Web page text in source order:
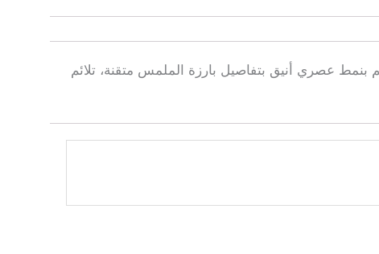
عصري أنيق بتفاصيل بارزة الملمس متقنة، تلائم